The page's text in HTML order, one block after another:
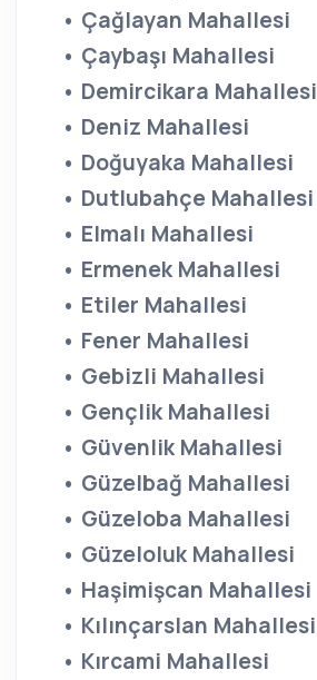
• Çağlayan Mahallesi
• Çaybaşı Mahallesi
• Demircikara Mahallesi
• Deniz Mahallesi
• Doğuyaka Mahallesi
• Dutlubahçe Mahallesi
• Elmalı Mahallesi
• Ermenek Mahallesi
• Etiler Mahallesi
• Fener Mahallesi
• Gebizli Mahallesi
• Gençlik Mahallesi
• Güvenlik Mahallesi
• Güzelbağ Mahallesi
• Güzeloba Mahallesi
• Güzeloluk Mahallesi
• Haşimişcan Mahallesi
• Kılınçarslan Mahallesi
• Kırcami Mahallesi